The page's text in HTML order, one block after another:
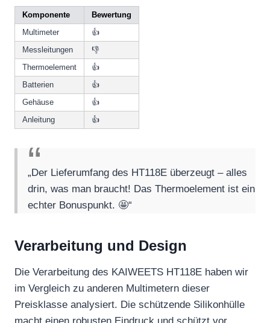
Komponente
Bewertung
Multimeter
👍
Messleitungen
👎
Thermoelement
👍
Batterien
👍
Gehäuse
👍
Anleitung
👍
„Der Lieferumfang des HT118E überzeugt – alles
drin, was man braucht! Das Thermoelement ist ein
echter Bonuspunkt. 🤩“
Verarbeitung und Design
Die Verarbeitung des KAIWEETS HT118E haben wir
im Vergleich zu anderen Multimetern dieser
Preisklasse analysiert. Die schützende Silikonhülle
macht einen robusten Eindruck und schützt vor